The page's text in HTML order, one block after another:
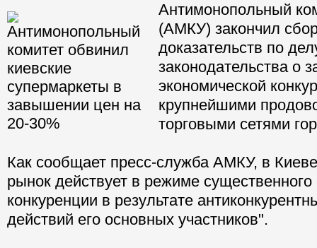
Антимонопольный
(АМКУ) закончил
доказательств по
законодательства о
экономической
крупнейшими
торговыми сетями
Как сообщает пресс-служба АМКУ, в
рынок действует в режиме существенного
конкуренции в результате
действий его основных участников".